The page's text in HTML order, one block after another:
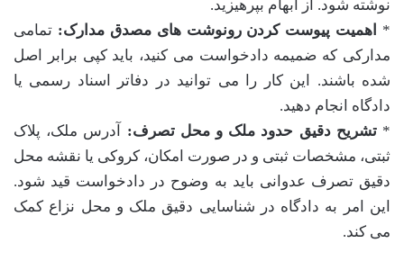
نوشته شود. از ابهام بپرهیزید.
*
اهمیت پیوست کردن رونوشت های مصدق مدارک: تمامی
مدارکی که ضمیمه دادخواست می کنید، باید کپی برابر اصل
شده باشند. این کار را می توانید در دفاتر اسناد رسمی یا
دادگاه انجام دهید.
*تشریح دقیق حدود ملک و محل تصرف: آدرس ملک، پلاک
ثبتی، مشخصات ثبتی و در صورت امکان، کروکی یا نقشه محل
دقیق تصرف عدوانی باید به وضوح در دادخواست قید شود.
این امر به دادگاه در شناسایی دقیق ملک و محل نزاع کمک
می کند.